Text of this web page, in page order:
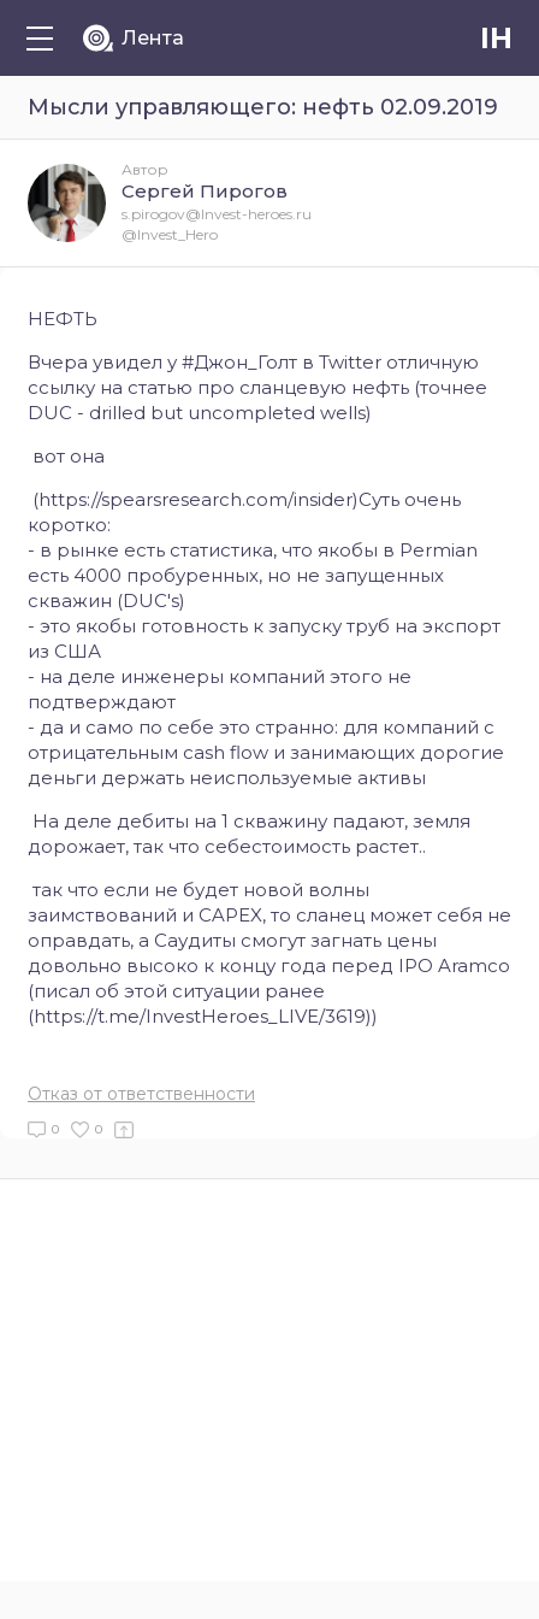
Лента IH
Мысли управляющего: нефть 02.09.2019
НЕФТЬ
Вчера увидел у #Джон_Голт в Twitter отличную
ссылку на статью про сланцевую нефть (точнее
DUC - drilled but uncompleted wells)
вот она
(https://spearsresearch.com/insider)Суть очень
коротко:
- в рынке есть статистика, что якобы в Permian
есть 4000 пробуренных, но не запущенных
скважин (DUC's)
- это якобы готовность к запуску труб на экспорт
из США
- на деле инженеры компаний этого не
подтверждают
- да и само по себе это странно: для компаний с
отрицательным cash flow и занимающих дорогие
деньги держать неиспользуемые активы
На деле дебиты на 1 скважину падают, земля
дорожает, так что себестоимость растет..
так что если не будет новой волны
заимствований и CAPEX, то сланец может себя не
оправдать, а Саудиты смогут загнать цены
довольно высоко к концу года перед IPO Aramco
(писал об этой ситуации ранее
(https://t.me/InvestHeroes_LIVE/3619))
Отказ от ответственности
0 0
Автор
Сергей Пирогов
s.pirogov@Invest-heroes.ru
@Invest_Hero